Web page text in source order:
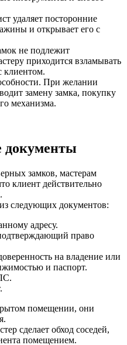
удаляет посторонние
и открывает его с
не подлежит
приходится взламывать
клиентом.
При желании
замену замка, покупку
механизма.
документы
замков, мастерам
клиент действительно
следующих документов:
адресу.
право
на владение или
и паспорт.
помещении, они
сделает обход соседей,
помещением.